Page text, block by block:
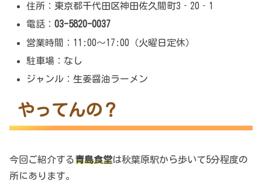
住所：東京都千代田区神田佐久間町3‐20‐1
電話：03-5820-0037
営業時間：11:00～17:00（火曜日定休）
駐車場：なし
ジャンル：生姜醤油ラーメン
やってんの？
今回ご紹介する青島食堂は秋葉原駅から歩いて5分程度の
所にあります。